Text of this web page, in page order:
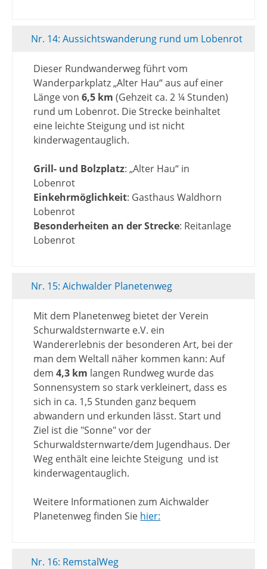
Nr. 14: Aussichtswanderung rund um Lobenrot
Dieser Rundwanderweg führt vom
Wanderparkplatz „Alter Hau“ aus auf einer
Länge von6,5 km (Gehzeit ca. 2 ¼ Stunden)
rund um Lobenrot. Die Strecke beinhaltet
eine leichte Steigung und ist nicht
kinderwagentauglich.
Grill- und Bolzplatz: „Alter Hau“ in
Lobenrot
Einkehrmöglichkeit: Gasthaus Waldhorn
Lobenrot
Besonderheiten an der Strecke: Reitanlage
Lobenrot
Nr. 15: Aichwalder Planetenweg
Mit dem Planetenweg bietet der Verein
Schurwaldsternwarte e.V. ein
Wandererlebnis der besonderen Art, bei der
man dem Weltall näher kommen kann: Auf
dem4,3 km langen Rundweg wurde das
Sonnensystem so stark verkleinert, dass es
sich in ca. 1,5 Stunden ganz bequem
abwandern und erkunden lässt. Start und
Ziel ist die "Sonne" vor der
Schurwaldsternwarte/dem Jugendhaus. Der
Weg enthält eine leichte Steigung und ist
kinderwagentauglich.
Weitere Informationen zum Aichwalder
Planetenweg finden Sie hier:
Nr. 16: RemstalWeg